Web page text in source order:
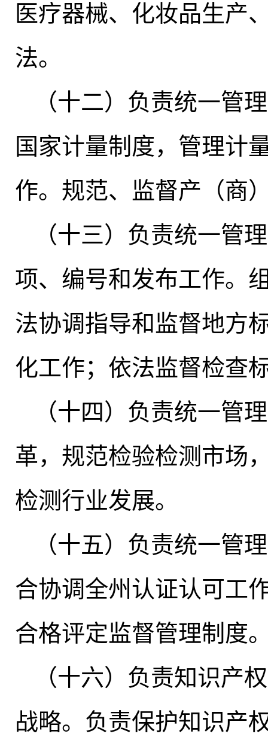
医疗器械、化妆品生产
法。
（十二）负责统一管
国家计量制度， 管理计
作。规范、监督产（商
（十三）负责统一管
项、编号和发布工作。
法协调指导和监督地方
化工作；依法监督检查
（十四）负责统一管
革，规范检验检测市场
检测行业发展。
（十五）负责统一管
合协调全州认证认可工
合格评定监督管理制度
（十六）负责知识产
战略。负责保护知识产